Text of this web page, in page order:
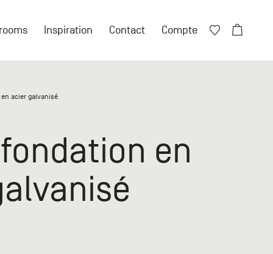
Inspiration Contact Compte
acier galvanisé
en
compte particulier
compte professionnel